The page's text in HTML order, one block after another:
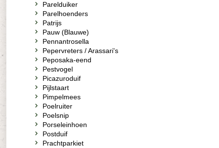
Parelduiker
Parelhoenders
Patrijs
Pauw (Blauwe)
Pennantrosella
Pepervreters / Arassari's
Peposaka-eend
Pestvogel
Picazuroduif
Pijlstaart
Pimpelmees
Poelruiter
Poelsnip
Porseleinhoen
Postduif
Prachtparkiet